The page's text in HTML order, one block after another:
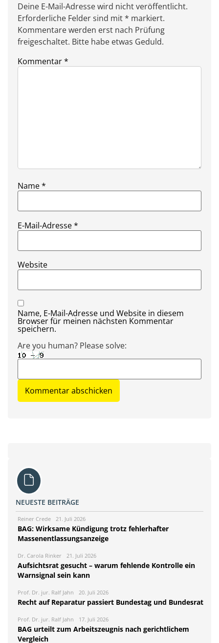
Deine E-Mail-Adresse wird nicht veröffentlicht.
Erforderliche Felder sind mit * markiert.
Kommentare werden erst nach Prüfung
freigeschaltet. Bitte habe etwas Geduld.
Kommentar*
Name*
E-Mail-Adresse*
Website
Name, E-Mail-Adresse und Website in diesem
Browser für meinen nächsten Kommentar
speichern.
Are you human? Please solve:
NEUESTE BEITRÄGE
Reiner Crede 21. Juli 2026
BAG: Wirksame Kündigung trotz fehlerhafter
Massenentlassungsanzeige
Dr. Carola Rinker 21. Juli 2026
Aufsichtsrat gesucht – warum fehlende Kontrolle ein
Warnsignal sein kann
Prof. Dr. jur. Ralf Jahn 20. Juli 2026
Recht auf Reparatur passiert Bundestag und Bundesrat
Prof. Dr. jur. Ralf Jahn 17. Juli 2026
BAG urteilt zum Arbeitszeugnis nach gerichtlichem
Vergleich